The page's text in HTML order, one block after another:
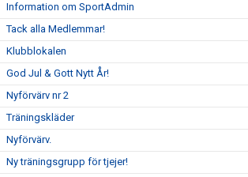
Information om SportAdmin
Tack alla Medlemmar!
Klubblokalen
God Jul & Gott Nytt År!
Nyförvärv nr 2
Träningskläder
Nyförvärv.
Ny träningsgrupp för tjejer!